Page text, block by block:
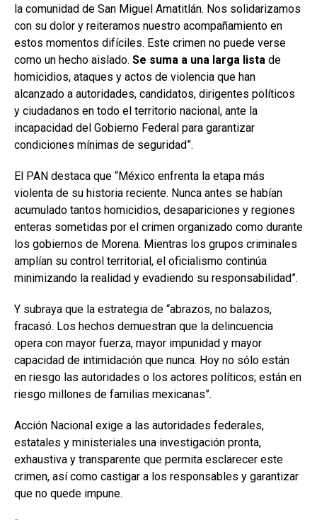
la comunidad de San Miguel Amatitlán. Nos solidarizamos
con su dolor y reiteramos nuestro acompañamiento en
estos momentos difíciles. Este crimen no puede verse
como un hecho aislado. Se suma a una larga lista de
homicidios, ataques y actos de violencia que han
alcanzado a autoridades, candidatos, dirigentes políticos
y ciudadanos en todo el territorio nacional, ante la
incapacidad del Gobierno Federal para garantizar
condiciones mínimas de seguridad”.
El PAN destaca que “México enfrenta la etapa más
violenta de su historia reciente. Nunca antes se habían
acumulado tantos homicidios, desapariciones y regiones
enteras sometidas por el crimen organizado como durante
los gobiernos de Morena. Mientras los grupos criminales
amplían su control territorial, el oficialismo continúa
minimizando la realidad y evadiendo su responsabilidad”.
Y subraya que la estrategia de “abrazos, no balazos,
fracasó. Los hechos demuestran que la delincuencia
opera con mayor fuerza, mayor impunidad y mayor
capacidad de intimidación que nunca. Hoy no sólo están
en riesgo las autoridades o los actores políticos; están en
riesgo millones de familias mexicanas”.
Acción Nacional exige a las autoridades federales,
estatales y ministeriales una investigación pronta,
exhaustiva y transparente que permita esclarecer este
crimen, así como castigar a los responsables y garantizar
que no quede impune.